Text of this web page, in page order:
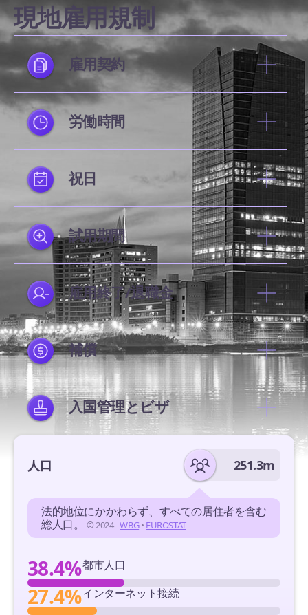
現地雇用規制
雇用契約
労働時間
祝日
試用期間
雇用終了/退職金
補償
入国管理とビザ
人口 251.3m
法的地位にかかわらず、すべての居住者を含む
総人口。
© 2024 -WBG• EUROSTAT
38.4%都市人口
27.4%インターネット接続